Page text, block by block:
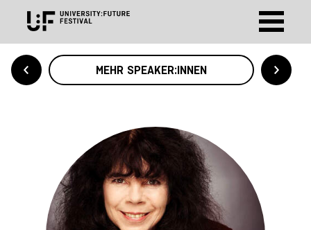
MEHR SPEAKER:INNEN